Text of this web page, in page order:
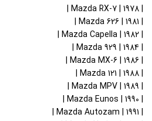
| 1978 | Mazda RX-7 |
| 1981 | Mazda 626 |
| 1982 | Mazda Capella |
| 1984 | Mazda 929 |
| 1986 | Mazda MX-6 |
| 1988 | Mazda 121 |
| 1989 | Mazda MPV |
| 1990 | Mazda Eunos |
| 1991 | Mazda Autozam |